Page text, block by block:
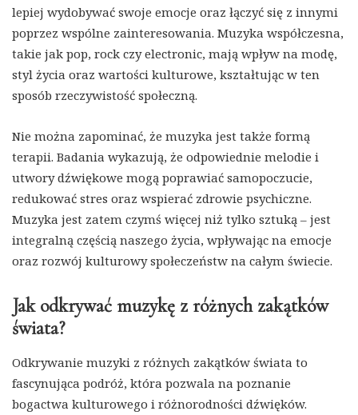
lepiej wydobywać swoje emocje oraz łączyć się z innymi
poprzez wspólne zainteresowania. Muzyka współczesna,
takie jak pop, rock czy electronic, mają wpływ na modę,
styl życia oraz wartości kulturowe, kształtując w ten
sposób rzeczywistość społeczną.
Nie można zapominać, że muzyka jest także formą
terapii. Badania wykazują, że odpowiednie melodie i
utwory dźwiękowe mogą poprawiać samopoczucie,
redukować stres oraz wspierać zdrowie psychiczne.
Muzyka jest zatem czymś więcej niż tylko sztuką – jest
integralną częścią naszego życia, wpływając na emocje
oraz rozwój kulturowy społeczeństw na całym świecie.
Jak odkrywać muzykę z różnych zakątków
świata?
Odkrywanie muzyki z różnych zakątków świata to
fascynująca podróż, która pozwala na poznanie
bogactwa kulturowego i różnorodności dźwięków.